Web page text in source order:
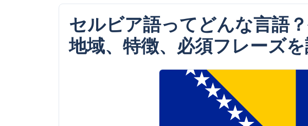
セルビア語ってどんな言語
地域、特徴、必須フレーズを